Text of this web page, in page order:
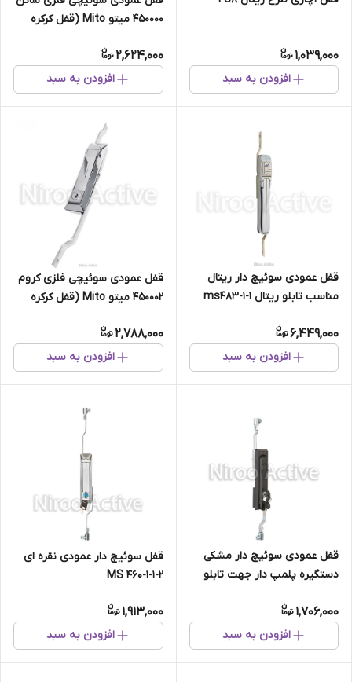
1,039,000
افزودن به سبد
450000 میتو Mito (قفل کرکره
2,624,000
افزودن به سبد
قفل عمودی سوئیچ دار ریتال
مناسب تابلو ریتال 1-1-ms483
6,449,000
افزودن به سبد
قفل عمودی سوئیچی فلزی کروم
450002 میتو Mito (قفل کرکره
2,788,000
افزودن به سبد
قفل عمودی سوئیچ دار مشکی
دستگیره پلمپ دار جهت تابلو
1,706,000
افزودن به سبد
قفل سوئیچ دار عمودی نقره ای
MS ۴۶۰-۱-۱-۲
1,913,000
افزودن به سبد